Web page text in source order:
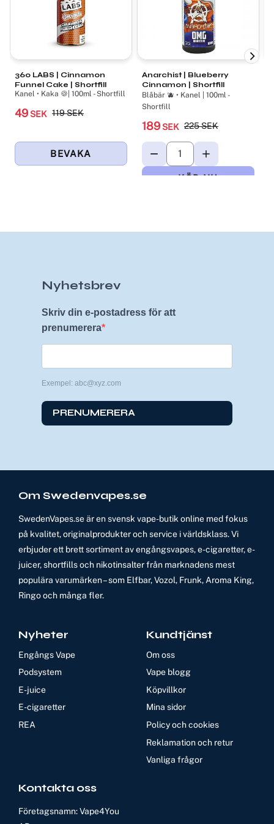
360 LABS | Cinnamon
Funnel Cake | Shortfill
Kanel • Kaka 🍪| 100ml - Shortfill
49 SEK 119SEK
Anarchist | Blueberry
Cinnamon | Shortfill
Blåbär 🫐 • Kanel | 100ml -
Shortfill
189 SEK 225SEK
Nyhetsbrev
Skriv din e-postadress för att
prenumerera
Exempel: abc@xyz.com
PRENUMERERA
Om Swedenvapes.se
SwedenVapes.se är en svensk vape-butik online med fokus
på kvalitet, originalprodukter och service i världsklass. Vi
erbjuder ett brett sortiment av engångsvapes, e-cigaretter, e-
juicer, shortfills och nikotinsalter från marknadens mest
populära varumärken – som Elfbar, Vozol, Frunk, Aroma King,
Ringo och många fler.
Nyheter
Engångs Vape
Podsystem
E-juice
E-cigaretter
REA
Kundtjänst
Om oss
Vape blogg
Köpvillkor
Mina sidor
Policy och cookies
Reklamation och retur
Vanliga frågor
Kontakta oss
Företagsnamn: Vape4You